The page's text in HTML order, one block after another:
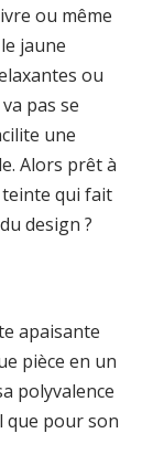
ou même
jaune
ou
pas se
une
Alors prêt à
qui fait
design ?
apaisante
pièce en un
polyvalence
que pour son